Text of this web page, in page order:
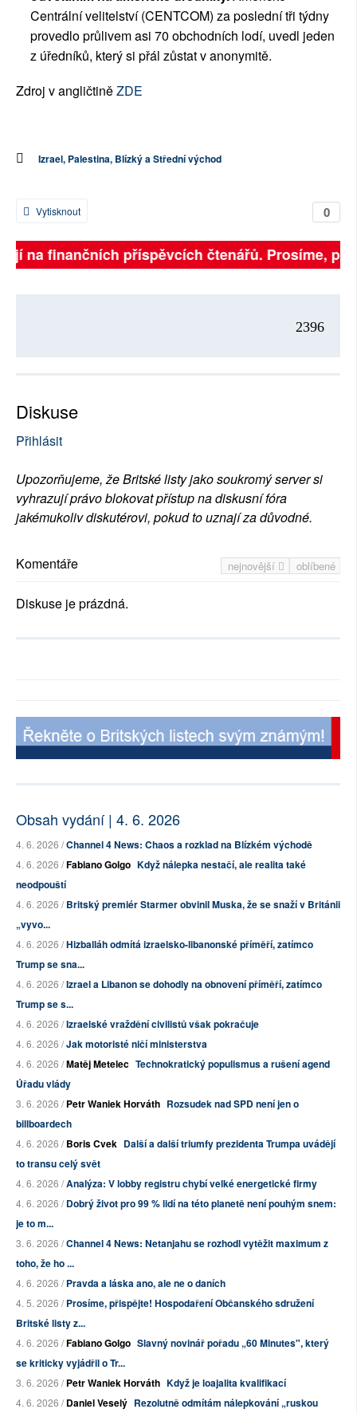
Centrální velitelství (CENTCOM) za poslední tři týdny
provedlo průlivem asi 70 obchodních lodí, uvedl jeden
z úředníků, který si přál zůstat v anonymitě.
Zdroj v angličtiněZDE
Izrael, Palestina, Blízký a Střední východ
0
Vytisknout
finančních příspěvcích čtenářů. Prosíme,
2396
Diskuse
Přihlásit
Upozorňujeme, že Britské listy jako soukromý server si
vyhrazují právo blokovat přístup na diskusní fóra
jakémukoliv diskutérovi, pokud to uznají za důvodné.
nejnovější oblíbené
Komentáře
Diskuse je prázdná.
Obsah vydání | 4. 6. 2026
4. 6. 2026 /Channel 4 News: Chaos a rozklad na Blízkém východě
4. 6. 2026 /Fabiano Golgo Když nálepka nestačí, ale realita také
neodpouští
4. 6. 2026 /Britský premiér Starmer obvinil Muska, že se snaží v Británii
„vyvo...
4. 6. 2026 /Hizballáh odmítá izraelsko-libanonské příměří, zatímco
Trump se sna...
4. 6. 2026 /Izrael a Libanon se dohodly na obnovení příměří, zatímco
Trump se s...
4. 6. 2026 /Izraelské vraždění civilistů však pokračuje
4. 6. 2026 /Jak motoristé ničí ministerstva
4. 6. 2026 /Matěj Metelec Technokratický populismus a rušení agend
Úřadu vlády
3. 6. 2026 /Petr Waniek Horváth Rozsudek nad SPD není jen o
billboardech
4. 6. 2026 /Boris Cvek Další a další triumfy prezidenta Trumpa uvádějí
to transu celý svět
4. 6. 2026 /Analýza: V lobby registru chybí velké energetické firmy
4. 6. 2026 /Dobrý život pro 99 % lidí na této planetě není pouhým snem:
je to m...
3. 6. 2026 /Channel 4 News: Netanjahu se rozhodl vytěžit maximum z
toho, že ho ...
4. 6. 2026 /Pravda a láska ano, ale ne o daních
4. 5. 2026 /Prosíme, přispějte! Hospodaření Občanského sdružení
Britské listy z...
4. 6. 2026 /Fabiano Golgo Slavný novinář pořadu „60 Minutes", který
se kriticky vyjádřil o Tr...
3. 6. 2026 /Petr Waniek Horváth Když je loajalita kvalifikací
4. 6. 2026 /Daniel Veselý Rezolutně odmítám nálepkování „ruskou